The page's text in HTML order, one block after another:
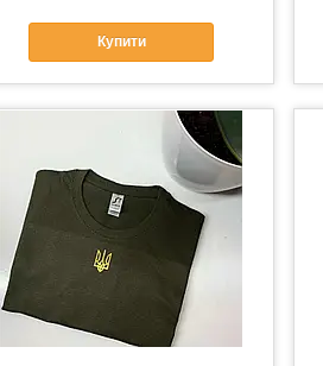
Купити